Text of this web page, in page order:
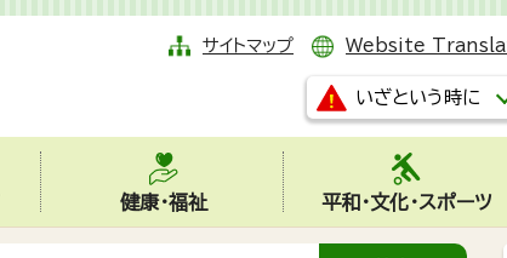
サイトマップ Website
いざという時に
健康・福祉 平和・文化・スポーツ